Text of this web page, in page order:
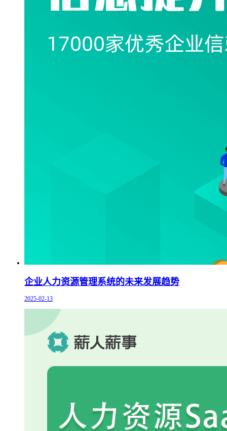
企业人力资源管理系统的未来发展趋势
2025-02-13